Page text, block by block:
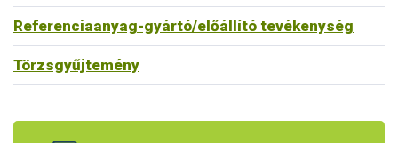
Referenciaanyag-gyártó/előállító tevékenység
Törzsgyűjtemény